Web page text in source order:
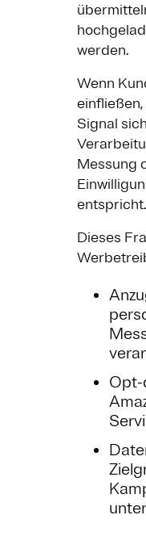
werden.
Wenn
Signal
Messung
entspricht.
Dieses
Opt-